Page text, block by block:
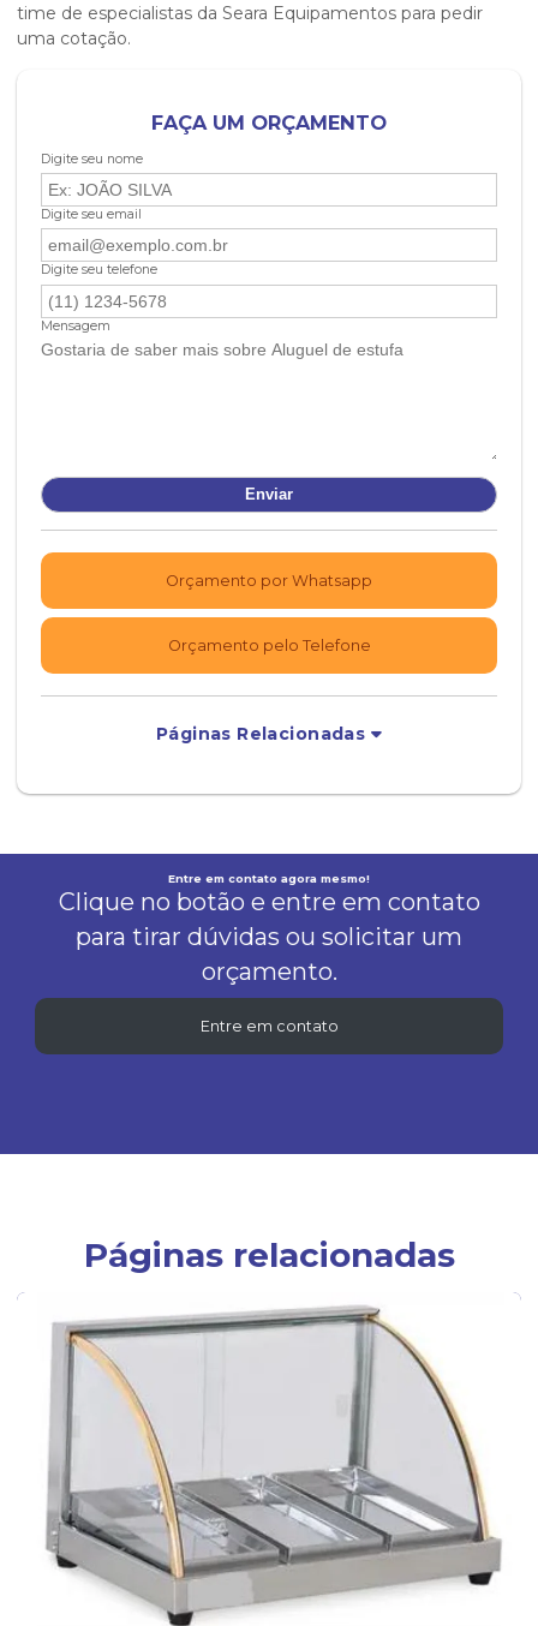
time de especialistas da Seara Equipamentos para pedir
uma cotação.
FAÇA UM ORÇAMENTO
Digite seu nome
Digite seu email
Digite seu telefone
Mensagem
Orçamento por Whatsapp
Orçamento pelo Telefone
Páginas Relacionadas
Entre em contato agora mesmo!
Clique no botão e entre em contato
para tirar dúvidas ou solicitar um
orçamento.
Entre em contato
Páginas relacionadas